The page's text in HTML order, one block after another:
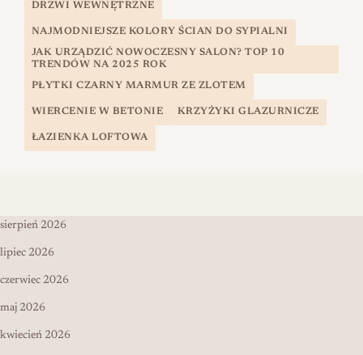
DRZWI WEWNĘTRZNE
NAJMODNIEJSZE KOLORY ŚCIAN DO SYPIALNI
JAK URZĄDZIĆ NOWOCZESNY SALON? TOP 10
TRENDÓW NA 2025 ROK
PŁYTKI CZARNY MARMUR ZE ZLOTEM
WIERCENIE W BETONIE KRZYŻYKI GLAZURNICZE
ŁAZIENKA LOFTOWA
sierpień 2026
lipiec 2026
czerwiec 2026
maj 2026
kwiecień 2026